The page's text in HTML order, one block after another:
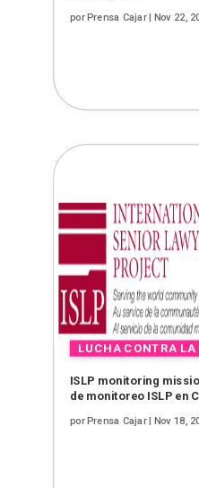
porPrensa Cajar| Nov 22,
ISLP monitoring
de monitoreo ISLP en
porPrensa Cajar| Nov 18,